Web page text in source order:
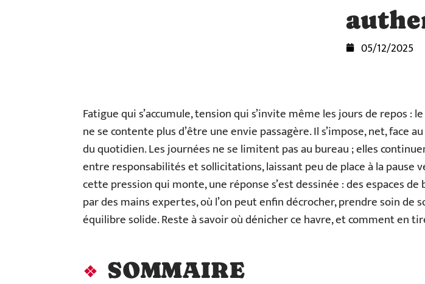
05/12/2025
Fatigue qui s’accumule, tension qui s’invite même les jours de repos :
ne se contente plus d’être une envie passagère. Il s’impose, net, face
du quotidien. Les journées ne se limitent pas au bureau ; elles
entre responsabilités et sollicitations, laissant peu de place à la pause
cette pression qui monte, une réponse s’est dessinée : des espaces
par des mains expertes, où l’on peut enfin décrocher, prendre soin de
équilibre solide. Reste à savoir où dénicher ce havre, et comment en
SOMMAIRE